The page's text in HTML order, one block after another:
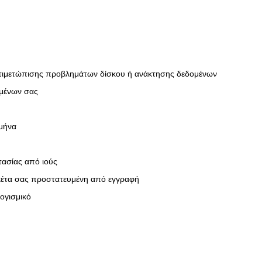
προβλημάτων δίσκου ή ανάκτησης δεδομένων
σας
από ιούς
σας προστατευμένη από εγγραφή